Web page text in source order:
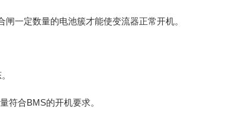
闸一定数量的电池簇才能使变流器正常开机。
符合BMS的开机要求。